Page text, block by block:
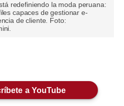
redefiniendo la moda peruana:
capaces de gestionar e-
de cliente. Foto:
a YouTube